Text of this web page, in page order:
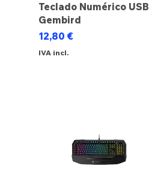
Teclado Numérico USB
Gembird
Preço
12,80 €
IVA incl.